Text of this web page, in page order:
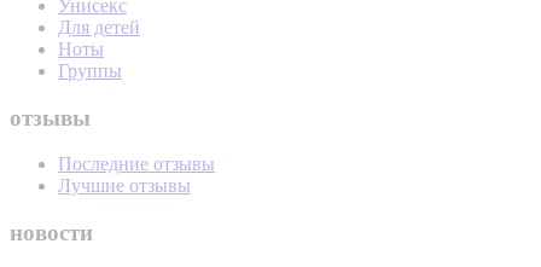
Унисекс
Для детей
Ноты
Группы
отзывы
Последние отзывы
Лучшие отзывы
новости